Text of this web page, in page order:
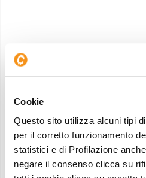
Cookie
Questo sito utilizza alcuni tipi
per il corretto funzionamento
statistici e di Profilazione
negare il consenso clicca su
Bitcoin (BTC) – daily del 1 Aprile 2023
Come detto l’obeittivo
BTC è verso la resistenza
di breve sembra rientrare